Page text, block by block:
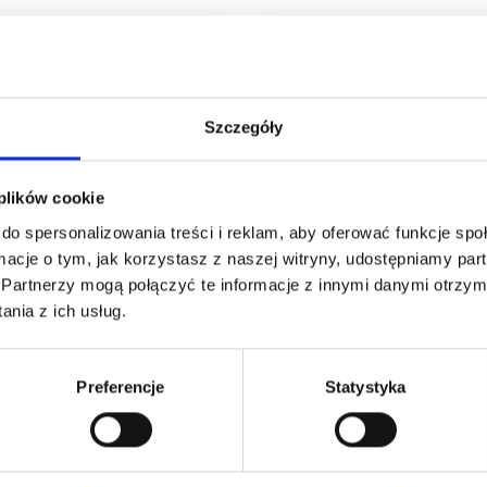
Szczegóły
cookie
spersonalizowania treści i reklam, aby oferować funkcje
o tym, jak korzystasz z naszej witryny, udostępniamy
mogą połączyć te informacje z innymi danymi
z ich usług.
Preferencje Statystyka
zaczyna się od dogłębnej
nam na pełnym
najbardziej
które będą wspierać
Oferujemy
outsourcing IT.
zapewnić
wsparcie
zaufanie wielu
i jakość
się z
pomóc w
podejście to pełna
Wiemy, że
nasza oferta
potrzeb.
w konkretne
Naszym celem